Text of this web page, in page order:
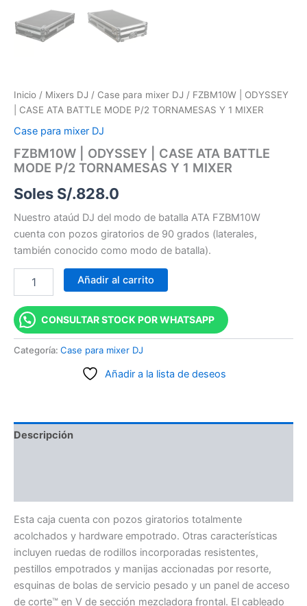
Inicio / Mixers DJ / Case para mixer DJ / FZBM10W | ODYSSEY
| CASE ATA BATTLE MODE P/2 TORNAMESAS Y 1 MIXER
Case para mixer DJ
FZBM10W | ODYSSEY | CASE ATA BATTLE
MODE P/2 TORNAMESAS Y 1 MIXER
Soles S/.828.0
Nuestro ataúd DJ del modo de batalla ATA FZBM10W
cuenta con pozos giratorios de 90 grados (laterales,
también conocido como modo de batalla).
Añadir al carrito
CONSULTAR STOCK POR WHATSAPP
Categoría: Case para mixer DJ
Añadir a la lista de deseos
Descripción
Esta caja cuenta con pozos giratorios totalmente
acolchados y hardware empotrado. Otras características
incluyen ruedas de rodillos incorporadas resistentes,
pestillos empotrados y manijas accionadas por resorte,
esquinas de bolas de servicio pesado y un panel de acceso
de corte™ en V de sección mezcladora frontal. El cableado